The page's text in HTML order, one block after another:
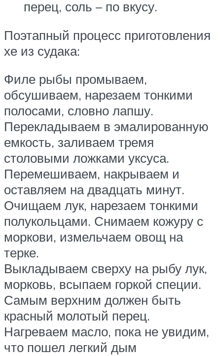
перец, соль – по вкусу.
Поэтапный процесс приготовления
хе из судака:
Филе рыбы промываем,
обсушиваем, нарезаем тонкими
полосами, словно лапшу.
Перекладываем в эмалированную
емкость, заливаем тремя
столовыми ложками уксуса.
Перемешиваем, накрываем и
оставляем на двадцать минут.
Очищаем лук, нарезаем тонкими
полукольцами. Снимаем кожуру с
моркови, измельчаем овощ на
терке.
Выкладываем сверху на рыбу лук,
морковь, всыпаем горкой специи.
Самым верхним должен быть
красный молотый перец.
Нагреваем масло, пока не увидим,
что пошел легкий дым